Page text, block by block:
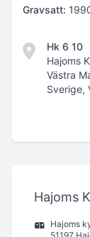
Gravsatt:
Hk 6 10
Hajoms
Västra
Sverige,
Hajoms
Hajoms